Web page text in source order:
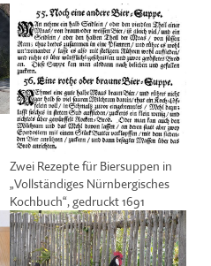
Zwei Rezepte für Biersuppen in
„Vollständiges Nürnbergisches
Kochbuch“, gedruckt 1691